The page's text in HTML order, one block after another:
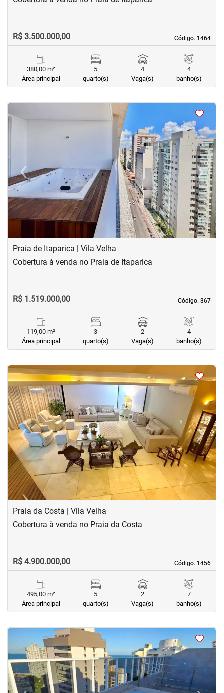
Código. 1464
Código. 1464
R$ 3.500.000,00
380,00 m²
Área principal
5
quarto(s)
4
Vaga(s)
4
banho(s)
<
‹Previous ›Next
Praia de Itaparica | Vila Velha
Código. 367
Código. 367
Cobertura à venda no Praia de Itaparica
R$ 1.519.000,00
119,00 m²
Área principal
3
quarto(s)
2
Vaga(s)
4
banho(s)
<<<<
‹Previous ›Next
Praia da Costa | Vila Velha
Código. 1456
Código. 1456
Cobertura à venda no Praia da Costa
R$ 4.900.000,00
495,00 m²
Área principal
5
quarto(s)
2
Vaga(s)
7
banho(s)
<